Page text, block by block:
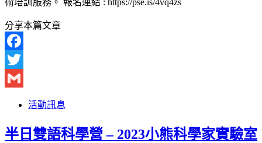
術培訓服務。 報名連結 : https://pse.is/4vq4zs
分享本篇文章
Facebook
Twitter
活動訊息
半日雙語科學營 – 2023小熊科學家實驗室